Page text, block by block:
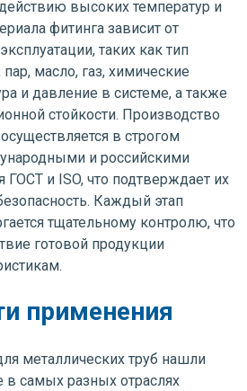
высоких температур и
фитинга зависит от
таких как тип
масло, газ, химические
и давление в системе, а также
стойкости. Производство
в строгом
и российскими
ГОСТ и ISO, что подтверждает их
Каждый этап
тщательному контролю, что
готовой продукции
применения
металлических труб нашли
самых разных отраслях